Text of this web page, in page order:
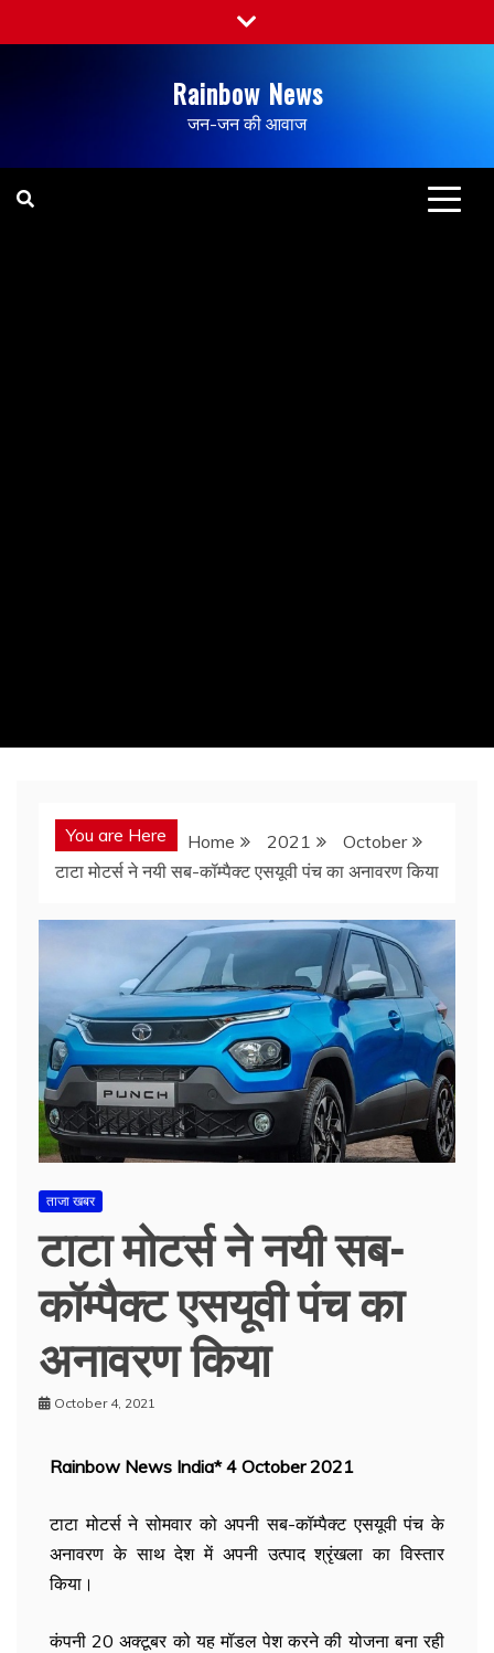
Rainbow News
जन-जन की आवाज
You are Here Home 2021
October
टाटा मोटर्स ने नयी सब-कॉम्पैक्ट एसयूवी पंच का अनावरण किया
ताजा खबर
टाटा मोटर्स ने नयी सब-
कॉम्पैक्ट एसयूवी पंच का
अनावरण किया
October 4, 2021
Rainbow News India* 4 October 2021
टाटा मोटर्स ने सोमवार को अपनी सब-कॉम्पैक्ट एसयूवी पंच के
अनावरण के साथ देश में अपनी उत्पाद श्रृंखला का विस्तार
किया।
कंपनी 20 अक्टूबर को यह मॉडल पेश करने की योजना बना रही